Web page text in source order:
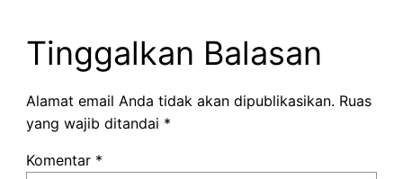
Tinggalkan Balasan
Alamat email Anda tidak akan dipublikasikan. Ruas
yang wajib ditandai *
Komentar *